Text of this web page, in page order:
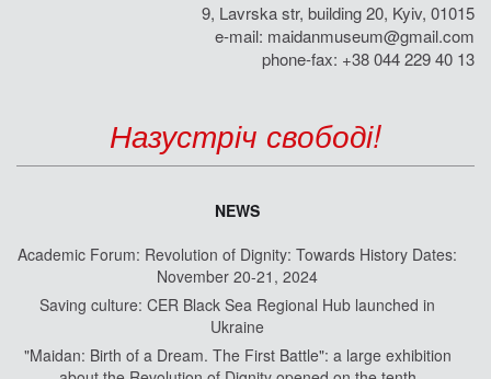
9, Lavrska str, building 20, Kyiv, 01015
e-mail: maidanmuseum@gmail.com
phone-fax: +38 044 229 40 13
Назустріч свободі!
NEWS
Academic Forum: Revolution of Dignity: Towards History Dates:
November 20-21, 2024
Saving culture: CER Black Sea Regional Hub launched in
Ukraine
"Maidan: Birth of a Dream. The First Battle": a large exhibition